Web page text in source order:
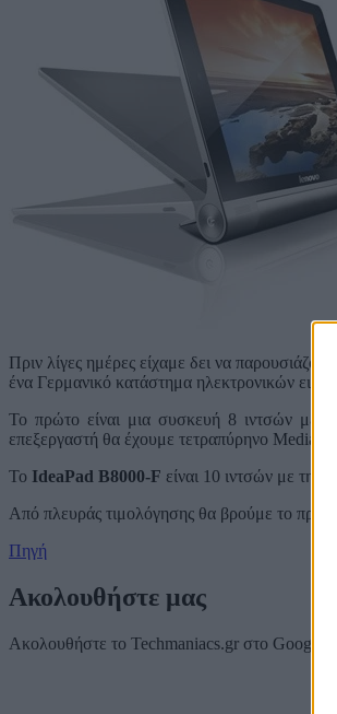
Πριν λίγες ημέρες είχαμε δει να
ένα Γερμανικό κατάστημα ηλεκτρονικών
Το πρώτο είναι μια συσκευή 8 ιντσών με
επεξεργαστή θα έχουμε τετραπύρηνο
Το IdeaPad B8000-F είναι 10 ιντσών με τη
Από πλευράς τιμολόγησης θα βρούμε το
Πηγή
Ακολουθήστε μας
Ακολουθήστε το Techmaniacs.gr στο Google